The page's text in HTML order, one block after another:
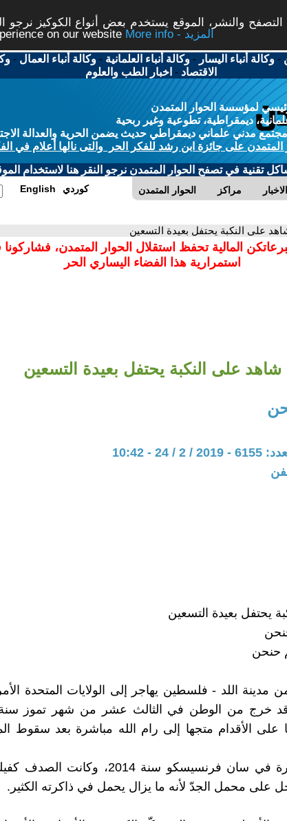
والنشر، الموقع يستخدم بعض أنواع الكوكيز نرجو
on our website
More info - المزيد
-وكالة أنباء اليسار -وكالة أنباء العلمانية -وكالة أنباء العمال -
الاقتصاد - اخبار الطب والعلوم
لمؤسسة الحوار المتمدن
ديمقراطية، تطوعية وغير ربحية
مدني علماني ديمقراطي حديث يضمن الحرية والعدالة
المتمدن على جائزة ابن رشد للفكر الحر والتى نالها أعلام في
تقنية في تصفح الحوار المتمدن نرجو النقر هنا لاستخدام
الحوار المتمدن مراكز الاخبار English كوردي
على النكبة يحتفل بعيدة التسعين
المالية تحفظ استقلال الحوار المتمدن،
استمرارية هذا الفضاء اليساري الحر
شاهد على النكبة يحتفل بعيدة التسعين
- 10:42
يحتفل بعيدة التسعين
حنحن
اللد - فلسطين يهاجر إلى الولايات المتحدة
على الأقدام متجها إلى رام الله مباشرة بعد سقوط
التقيته لأول مرة في سان فرنسيسكو سنة 2014،
على محمل الجدّ لأنه ما يزال يحمل في ذاكرته الكثير.